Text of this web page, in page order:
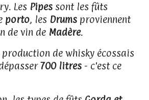
Les Pipes sont les fûts
porto, les Drums proviennent
de vin de Madère.
de whisky écossais
700 litres - c'est ce